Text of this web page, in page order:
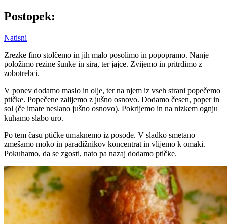
Postopek:
Natisni
Zrezke fino stolčemo in jih malo posolimo in popopramo. Nanje
položimo rezine šunke in sira, ter jajce. Zvijemo in pritrdimo z
zobotrebci.
V ponev dodamo maslo in olje, ter na njem iz vseh strani popečemo
ptičke. Popečene zalijemo z jušno osnovo. Dodamo česen, poper in
sol (če imate neslano jušno osnovo). Pokrijemo in na nizkem ognju
kuhamo slabo uro.
Po tem času ptičke umaknemo iz posode. V sladko smetano
zmešamo moko in paradižnikov koncentrat in vlijemo k omaki.
Pokuhamo, da se zgosti, nato pa nazaj dodamo ptičke.